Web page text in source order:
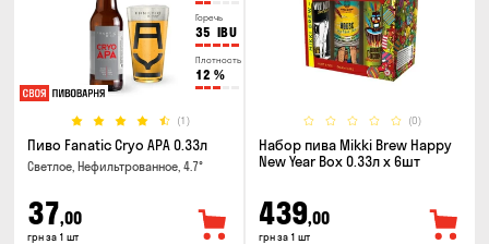
Горечь
35 IBU
Плотность
12 %
(1)
Пиво Fanatic Cryo APA 0.33л
Светлое, Нефильтрованное, 4.7°
37,00
грн за 1 шт
(0)
Набор пива Mikki Brew Happy
New Year Box 0.33л x 6шт
439,00
грн за 1 шт